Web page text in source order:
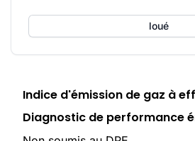
loué
Indice d'émission de gaz à
Diagnostic de performance